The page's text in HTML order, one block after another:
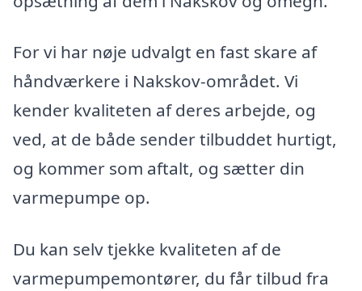
For vi har nøje udvalgt en fast skare af
håndværkere i Nakskov-området. Vi
kender kvaliteten af deres arbejde, og
ved, at de både sender tilbuddet hurtigt,
og kommer som aftalt, og sætter din
varmepumpe op.
Du kan selv tjekke kvaliteten af de
varmepumpemontører, du får tilbud fra